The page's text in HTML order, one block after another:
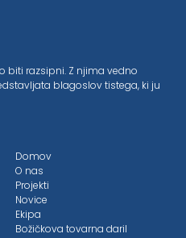
biti razsipni. Z njima vedno
blagoslov tistega, ki ju
Domov
O nas
Projekti
Novice
Ekipa
Božičkova tovarna daril